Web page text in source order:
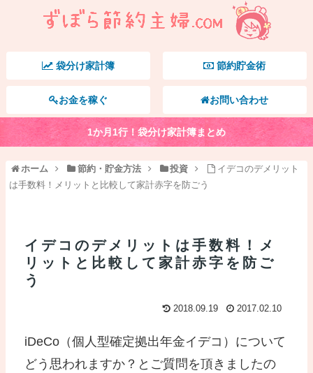
袋分け家計簿 節約貯金術
お金を稼ぐ お問い合わせ
1か月1行！袋分け家計簿まとめ
ホーム 節約・貯金方法 投資
イデコのデメリット
は手数料！メリットと比較して家計赤字を防ごう
イデコのデメリットは手数料！メ
リットと比較して家計赤字を防ご
う
2018.09.19 2017.02.10
iDeCo（個人型確定拠出年金イデコ）について
どう思われますか？とご質問を頂きましたの